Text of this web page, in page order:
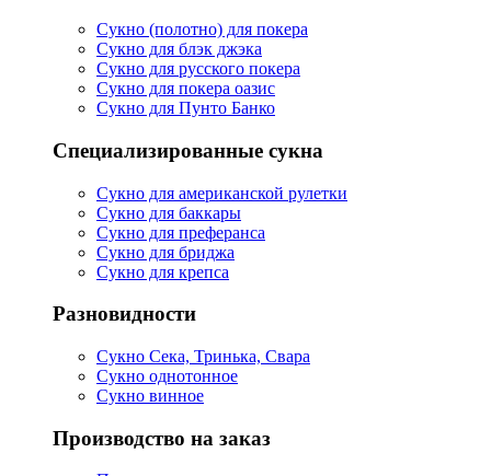
Сукно (полотно) для покера
Сукно для блэк джэка
Сукно для русского покера
Сукно для покера оазис
Сукно для Пунто Банко
Специализированные сукна
Сукно для американской рулетки
Сукно для баккары
Сукно для преферанса
Сукно для бриджа
Сукно для крепса
Разновидности
Сукно Сека, Тринька, Свара
Сукно однотонное
Сукно винное
Производство на заказ